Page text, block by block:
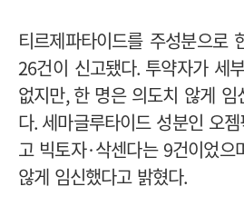
티르제파타이드를 주성분으로
26건이 신고됐다. 투약자가 세
없지만,한 명은 의도치 않게 임
다. 세마글루타이드 성분인 오젬
고 빅토자·삭센다는 9건이었으
않게 임신했다고 밝혔다.